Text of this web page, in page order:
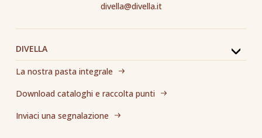
DIVELLA
La nostra pasta integrale
Download cataloghi e raccolta punti
Inviaci una segnalazione
divella@divella.it